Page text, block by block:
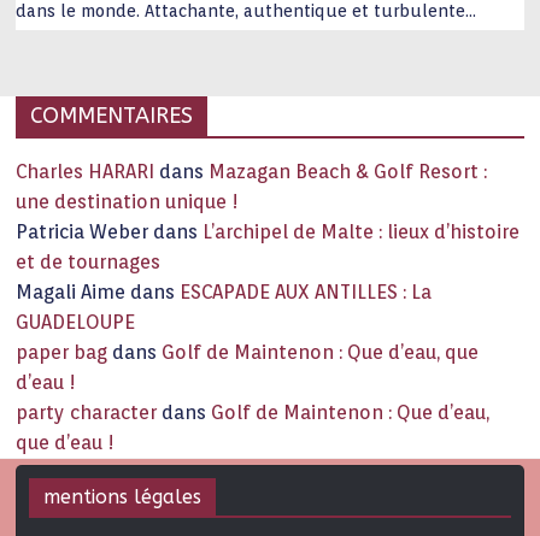
dans le monde. Attachante, authentique et turbulente
COMMENTAIRES
Charles HARARI dans Mazagan Beach & Golf Resort :
une destination unique !
Patricia Weber dans L’archipel de Malte : lieux d’histoire
et de tournages
Magali Aime dans ESCAPADE AUX ANTILLES : La
GUADELOUPE
paper bag dans Golf de Maintenon : Que d’eau, que
d’eau !
party character dans Golf de Maintenon : Que d’eau,
que d’eau !
mentions légales